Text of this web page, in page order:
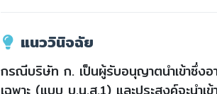
แนววินิจฉัย
กรณีบริษัท ก. เป็นผู้รับอนุญาตนำเข้าซึ่งอ